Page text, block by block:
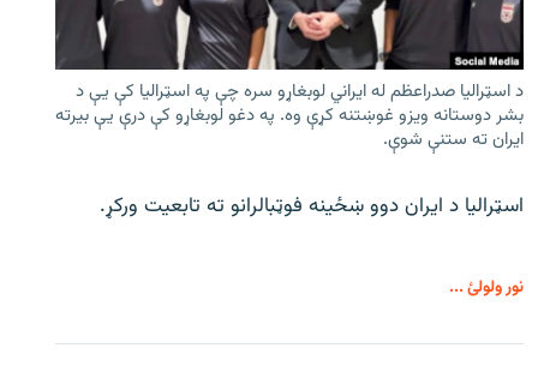
د اسټرالیا صدراعظم له ایراني لوبغاړو سره چې په اسټرالیا کې يې د
بشر دوستانه ویزو غوښتنه کړې وه. په دغو لوبغاړو کې درې يې بیرته
ایران ته ستنې شوې.
اسټرالیا د ایران دوو ښځینه فوټبالرانو ته تابعیت ورکړ.
نور ولولئ ...